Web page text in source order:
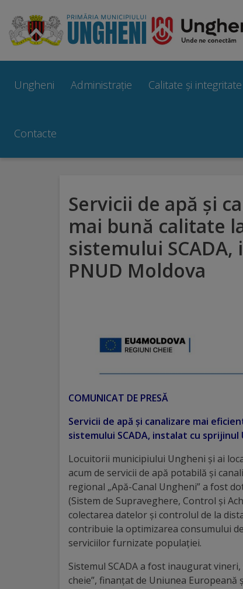
Ungheni
Prezentare
Simbolurile
orașului
brand
înfrățite
titlului
„Merite
pentru
Ungheni”
Diplome
Excelență
Ungheni Administrație Calitate și integritate
Contacte
Servicii de apă și
mai bună calitate
sistemului
PNUD Moldova
COMUNICAT DE PRESĂ
Servicii de apă și canalizare mai
sistemului SCADA, instalat cu sprijinul
Locuitorii municipiului Ungheni și ai
acum de servicii de apă potabilă și
regional „Apă-Canal Ungheni” a fost
(Sistem de Supraveghere, Control și
colectarea datelor și controlul de la
contribuie la optimizarea consumului
serviciilor furnizate populației.
Sistemul SCADA a fost inaugurat
cheie”, finanțat de Uniunea Europeană